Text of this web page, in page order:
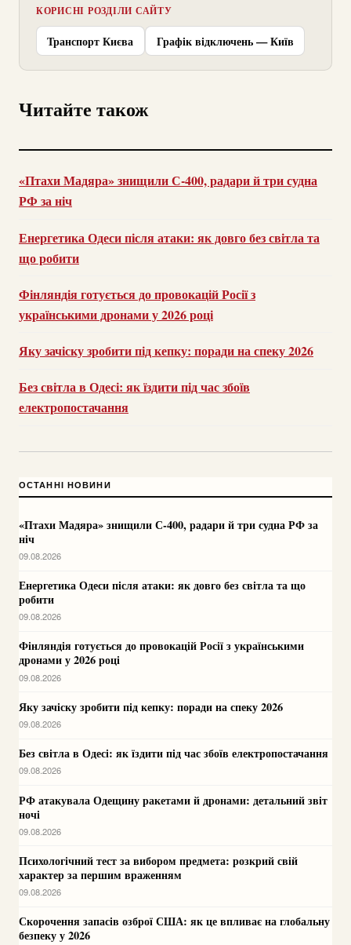
КОРИСНІ РОЗДІЛИ САЙТУ
Транспорт Києва Графік відключень — Київ
Читайте також
«Птахи Мадяра» знищили С-400, радари й три судна
РФ за ніч
Енергетика Одеси після атаки: як довго без світла та
що робити
Фінляндія готується до провокацій Росії з
українськими дронами у 2026 році
Яку зачіску зробити під кепку: поради на спеку 2026
Без світла в Одесі: як їздити під час збоїв
електропостачання
ОСТАННІ НОВИНИ
«Птахи Мадяра» знищили С-400, радари й три судна РФ за
ніч
09.08.2026
Енергетика Одеси після атаки: як довго без світла та що
робити
09.08.2026
Фінляндія готується до провокацій Росії з українськими
дронами у 2026 році
09.08.2026
Яку зачіску зробити під кепку: поради на спеку 2026
09.08.2026
Без світла в Одесі: як їздити під час збоїв електропостачання
09.08.2026
РФ атакувала Одещину ракетами й дронами: детальний звіт
ночі
09.08.2026
Психологічний тест за вибором предмета: розкрий свій
характер за першим враженням
09.08.2026
Скорочення запасів озброї США: як це впливає на глобальну
безпеку у 2026